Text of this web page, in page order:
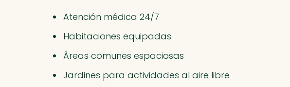
Atención médica 24/7
Habitaciones equipadas
Áreas comunes espaciosas
Jardines para actividades al aire libre